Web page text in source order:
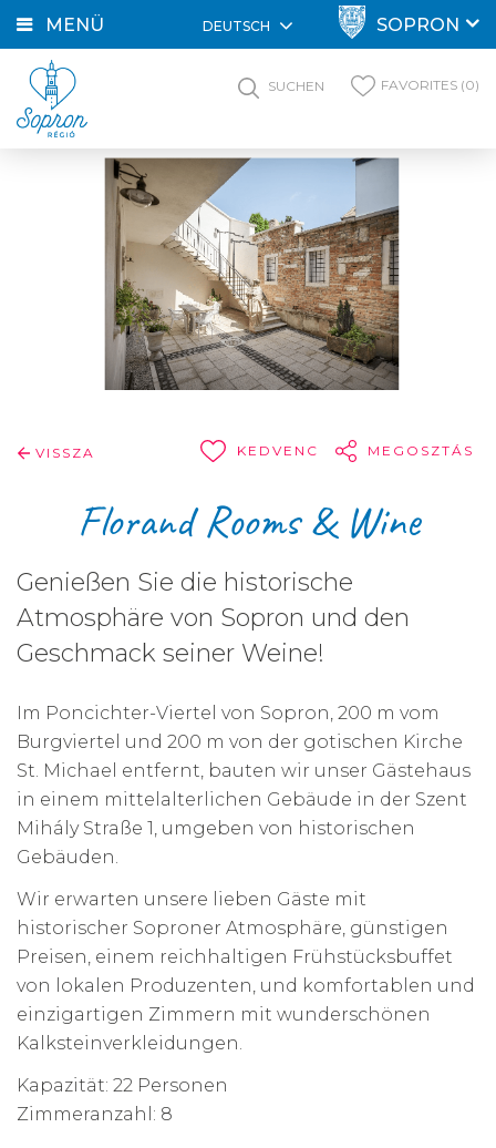
MENÜ DEUTSCH SOPRON
SUCHEN FAVORITES (0)
VISSZA KEDVENC MEGOSZTÁS
Florand Rooms & Wine
Genießen Sie die historische
Atmosphäre von Sopron und den
Geschmack seiner Weine!
Im Poncichter-Viertel von Sopron, 200 m vom
Burgviertel und 200 m von der gotischen Kirche
St. Michael entfernt, bauten wir unser Gästehaus
in einem mittelalterlichen Gebäude in der Szent
Mihály Straße 1, umgeben von historischen
Gebäuden.
Wir erwarten unsere lieben Gäste mit
historischer Soproner Atmosphäre, günstigen
Preisen, einem reichhaltigen Frühstücksbuffet
von lokalen Produzenten, und komfortablen und
einzigartigen Zimmern mit wunderschönen
Kalksteinverkleidungen.
Kapazität: 22 Personen
Zimmeranzahl: 8